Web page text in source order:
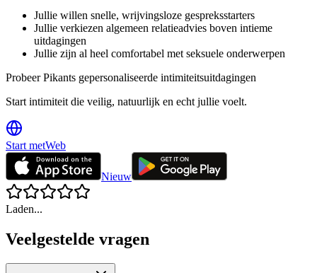
Jullie willen snelle, wrijvingsloze gespreksstarters
Jullie verkiezen algemeen relatieadvies boven intieme
uitdagingen
Jullie zijn al heel comfortabel met seksuele onderwerpen
Probeer Pikants gepersonaliseerde intimiteitsuitdagingen
Start intimiteit die veilig, natuurlijk en echt jullie voelt.
Start metWeb
Nieuw
Laden...
Veelgestelde vragen